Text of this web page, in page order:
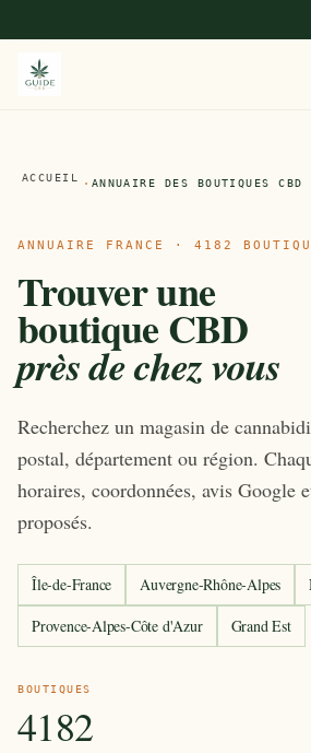
ACCUEIL · ANNUAIRE DES BOUTIQUES CBD
ANNUAIRE FRANCE · 4182
Trouver une
boutique CBD
près de chez vous
Recherchez un magasin de
postal, département ou région.
horaires, coordonnées, avis Google
proposés.
Île-de-France Auvergne-Rhône-Alpes
Provence-Alpes-Côte d'Azur
Grand Est
BOUTIQUES
4182